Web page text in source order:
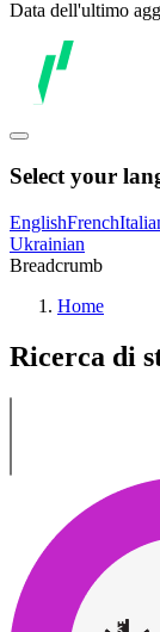
Data dell'ultimo
Select your
EnglishFrench
Ukrainian
Breadcrumb
Home
Ricerca di